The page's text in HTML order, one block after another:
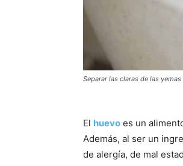
Separar las claras de las
El huevo es un
Además, al ser un
de alergía, de mal